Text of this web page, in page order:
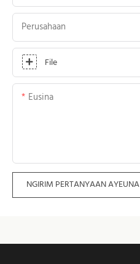
Perusahaan
File
Eusina
NGIRIM PERTANYAAN AYEUNA